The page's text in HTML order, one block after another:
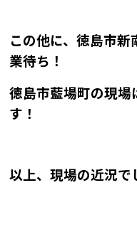
この他に、徳島市
業待ち！
徳島市藍場町の現
す！
以上、現場の近況で